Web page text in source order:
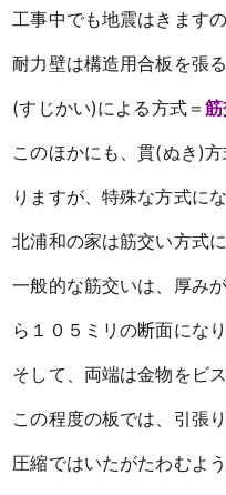
工事中でも地震はきます
耐力壁は構造用合板を張
(すじかい)による方式＝
このほかにも、貫(ぬき)
りますが、特殊な方式にな
北浦和の家は筋交い方式に
一般的な筋交いは、厚み
ら１０５ミリの断面になり
そして、両端は金物をビ
この程度の板では、引張
圧縮ではいたがたわむよ